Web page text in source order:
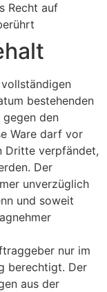
Recht auf
bestehenden
gegen den
Ware darf vor
Dritte verpfändet,
Der
unverzüglich
und soweit
nur im
berechtigt. Der
aus der